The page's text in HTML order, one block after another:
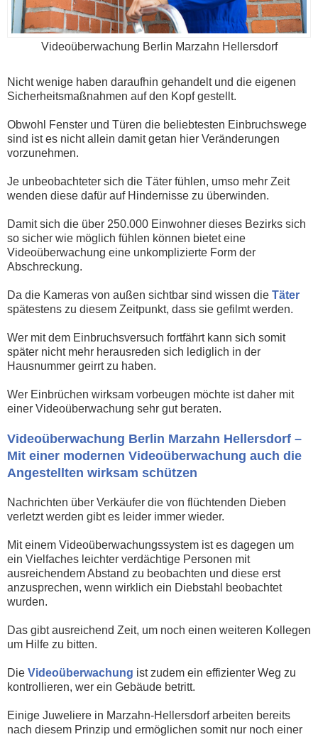
Videoüberwachung Berlin Marzahn Hellersdorf
Nicht wenige haben daraufhin gehandelt und die eigenen
Sicherheitsmaßnahmen auf den Kopf gestellt.
Obwohl Fenster und Türen die beliebtesten Einbruchswege
sind ist es nicht allein damit getan hier Veränderungen
vorzunehmen.
Je unbeobachteter sich die Täter fühlen, umso mehr Zeit
wenden diese dafür auf Hindernisse zu überwinden.
Damit sich die über 250.000 Einwohner dieses Bezirks sich
so sicher wie möglich fühlen können bietet eine
Videoüberwachung eine unkomplizierte Form der
Abschreckung.
Da die Kameras von außen sichtbar sind wissen die Täter
spätestens zu diesem Zeitpunkt, dass sie gefilmt werden.
Wer mit dem Einbruchsversuch fortfährt kann sich somit
später nicht mehr herausreden sich lediglich in der
Hausnummer geirrt zu haben.
Wer Einbrüchen wirksam vorbeugen möchte ist daher mit
einer Videoüberwachung sehr gut beraten.
Videoüberwachung Berlin Marzahn Hellersdorf –
Mit einer modernen Videoüberwachung auch die
Angestellten wirksam schützen
Nachrichten über Verkäufer die von flüchtenden Dieben
verletzt werden gibt es leider immer wieder.
Mit einem Videoüberwachungssystem ist es dagegen um
ein Vielfaches leichter verdächtige Personen mit
ausreichendem Abstand zu beobachten und diese erst
anzusprechen, wenn wirklich ein Diebstahl beobachtet
wurden.
Das gibt ausreichend Zeit, um noch einen weiteren Kollegen
um Hilfe zu bitten.
Die Videoüberwachung ist zudem ein effizienter Weg zu
kontrollieren, wer ein Gebäude betritt.
Einige Juweliere in Marzahn-Hellersdorf arbeiten bereits
nach diesem Prinzip und ermöglichen somit nur noch einer